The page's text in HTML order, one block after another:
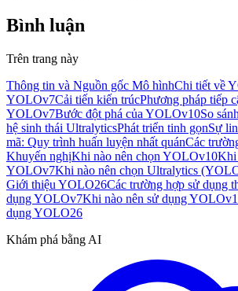
Bình luận
Trên trang này
Thông tin và Nguồn gốc Mô hìnhChi tiết về
YOLOv7Cải tiến kiến trúcPhương pháp tiếp
YOLOv7Bước đột phá của YOLOv10So
hệ sinh thái UltralyticsPhát triển tinh gọnSự
mã: Quy trình huấn luyện nhất quánCác
Khuyến nghịKhi nào nên chọn YOLOv10Khi
YOLOv7Khi nào nên chọn Ultralytics
Giới thiệu YOLO26Các trường hợp sử dụng
dụng YOLOv7Khi nào nên sử dụng
dụng YOLO26
Khám phá bằng AI